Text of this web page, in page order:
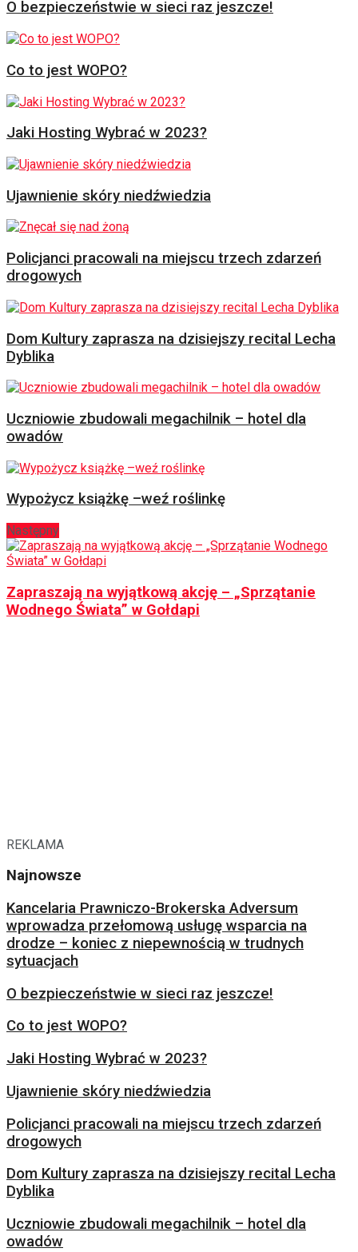
O bezpieczeństwie w sieci raz jeszcze!
Co to jest WOPO?
Jaki Hosting Wybrać w 2023?
Ujawnienie skóry niedźwiedzia
Policjanci pracowali na miejscu trzech zdarzeń
drogowych
Dom Kultury zaprasza na dzisiejszy recital Lecha
Dyblika
Uczniowie zbudowali megachilnik – hotel dla
owadów
Wypożycz książkę –weź roślinkę
Następny
Zapraszają na wyjątkową akcję – „Sprzątanie
Wodnego Świata” w Gołdapi
REKLAMA
Najnowsze
Kancelaria Prawniczo-Brokerska Adversum
wprowadza przełomową usługę wsparcia na
drodze – koniec z niepewnością w trudnych
sytuacjach
O bezpieczeństwie w sieci raz jeszcze!
Co to jest WOPO?
Jaki Hosting Wybrać w 2023?
Ujawnienie skóry niedźwiedzia
Policjanci pracowali na miejscu trzech zdarzeń
drogowych
Dom Kultury zaprasza na dzisiejszy recital Lecha
Dyblika
Uczniowie zbudowali megachilnik – hotel dla
owadów